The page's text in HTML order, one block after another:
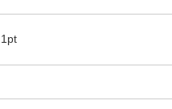
1 pt